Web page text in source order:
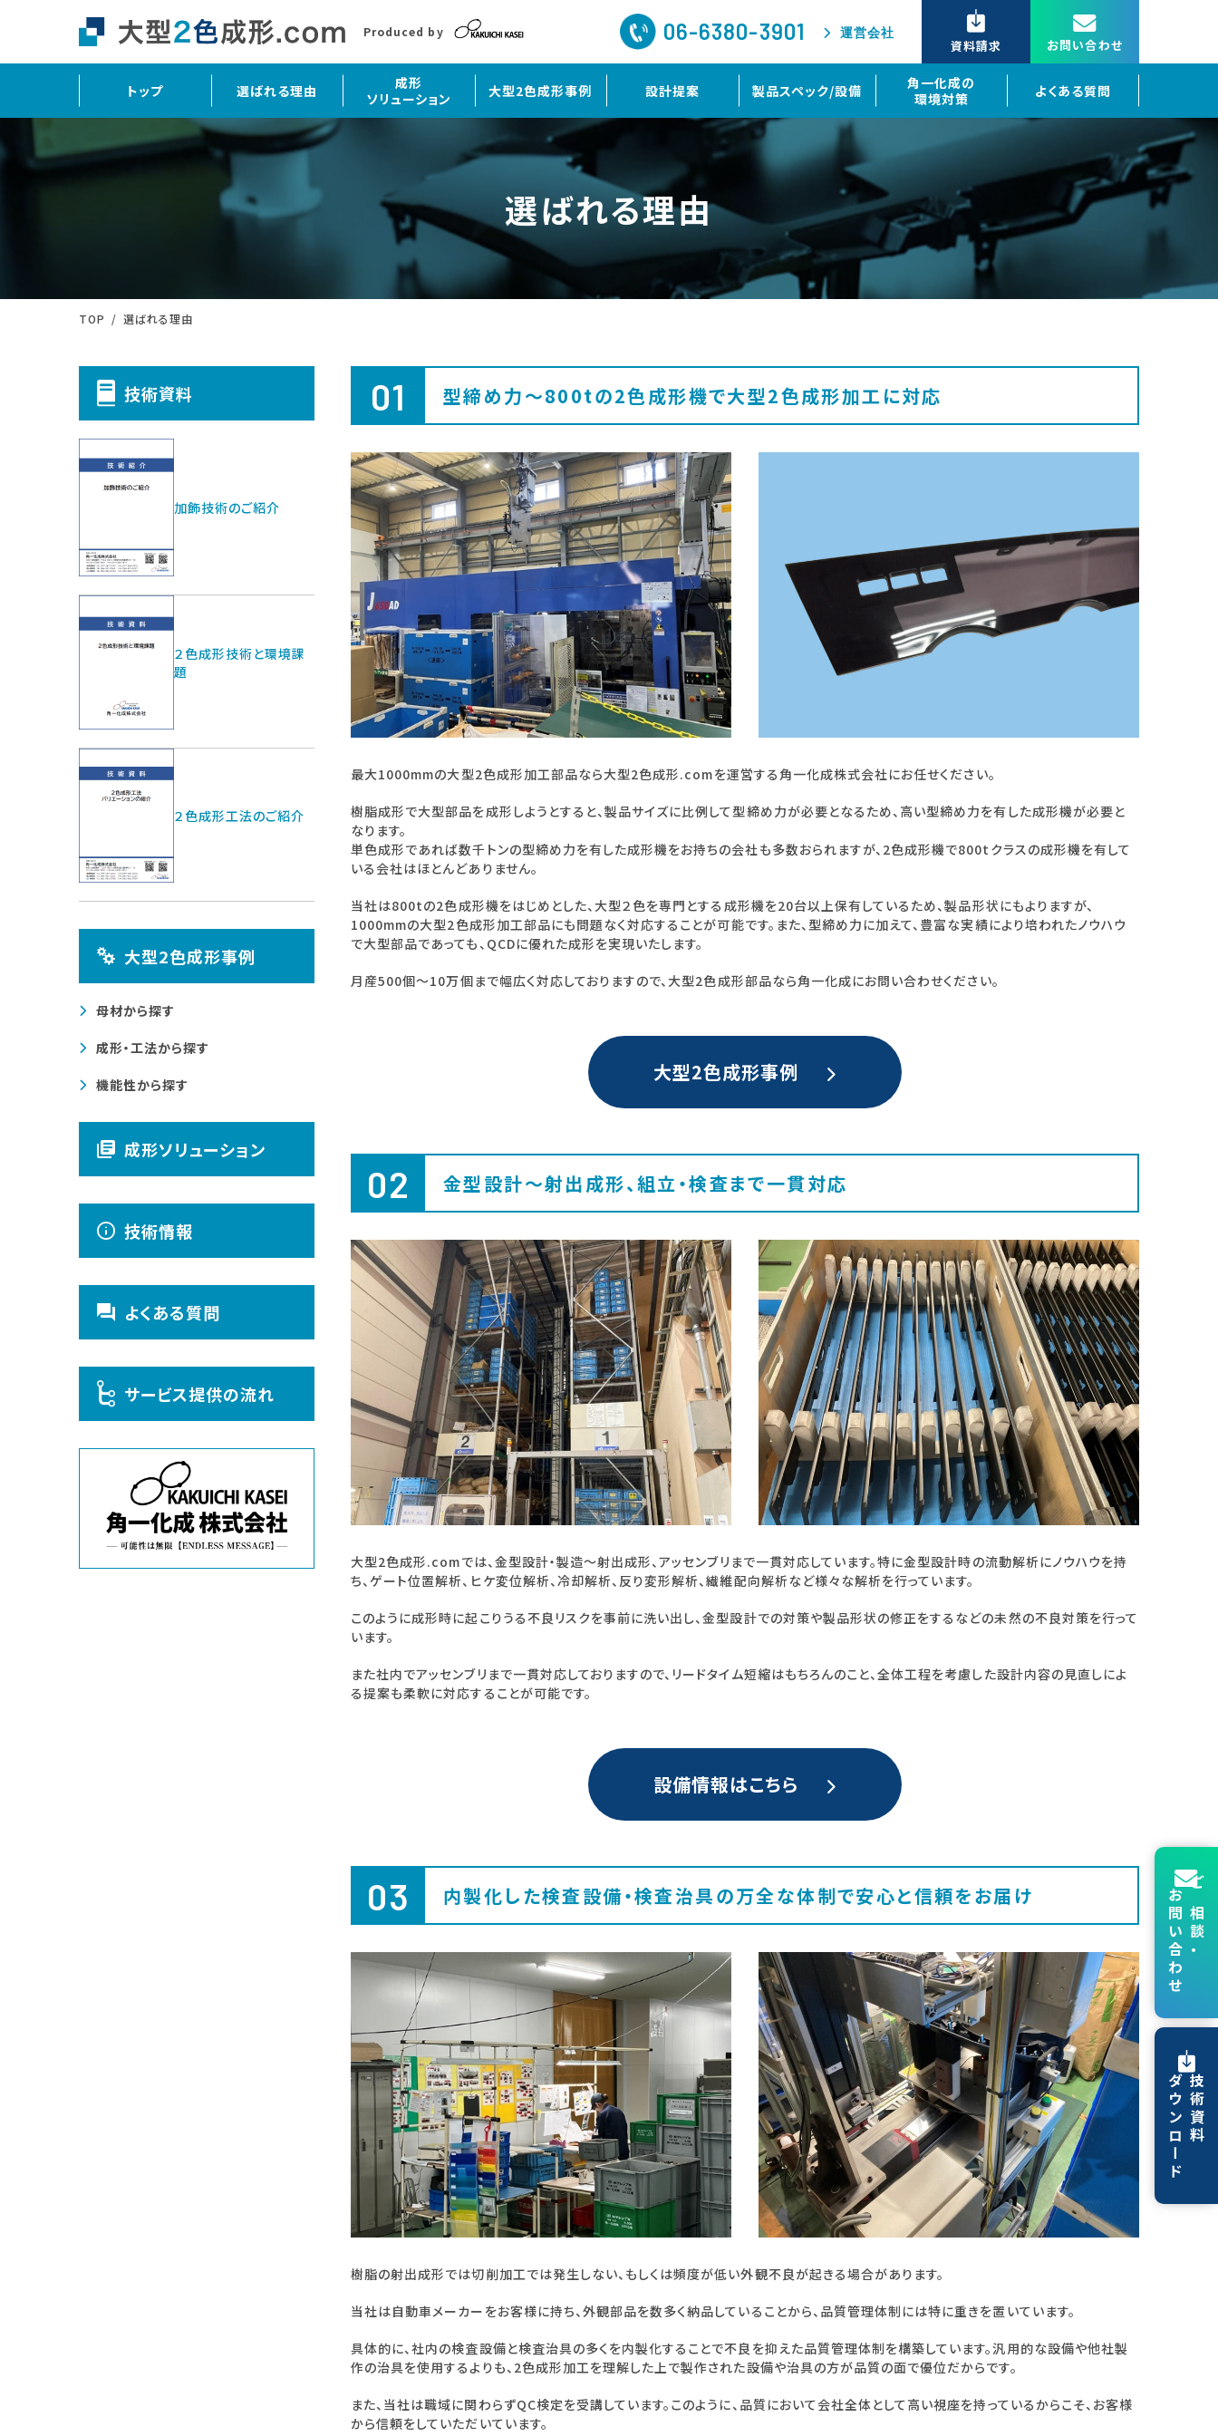
Produced by 06-6380-3901 運営会社
資料請求 お問い合わせ
トップ 選ばれる理由
成形
ソリューション
大型2色成形事例 設計提案 製品スペック/設備
角一化成の
環境対策
よくある質問
選ばれる理由
TOP 選ばれる理由
技術資料
加飾技術のご紹介
２色成形技術と環境課
題
２色成形工法のご紹介
大型2色成形事例
母材から探す
成形・工法から探す
機能性から探す
成形ソリューション
技術情報
よくある質問
サービス提供の流れ
01 型締め力～800tの2色成形機で大型2色成形加工に対応
最大1000mmの大型2色成形加工部品なら大型2色成形.comを運営する角一化成株式会社にお任せください。
樹脂成形で大型部品を成形しようとすると、製品サイズに比例して型締め力が必要となるため、高い型締め力を有した成形機が必要と
なります。
単色成形であれば数千トンの型締め力を有した成形機をお持ちの会社も多数おられますが、2色成形機で800tクラスの成形機を有して
いる会社はほとんどありません。
当社は800tの2色成形機をはじめとした、大型２色を専門とする成形機を20台以上保有しているため、製品形状にもよりますが、
1000mmの大型2色成形加工部品にも問題なく対応することが可能です。また、型締め力に加えて、豊富な実績により培われたノウハウ
で大型部品であっても、QCDに優れた成形を実現いたします。
月産500個～10万個まで幅広く対応しておりますので、大型2色成形部品なら角一化成にお問い合わせください。
大型2色成形事例
02 金型設計～射出成形、組立・検査まで一貫対応
大型2色成形.comでは、金型設計・製造～射出成形、アッセンブリまで一貫対応しています。特に金型設計時の流動解析にノウハウを持
ち、ゲート位置解析、ヒケ変位解析、冷却解析、反り変形解析、繊維配向解析など様々な解析を行っています。
このように成形時に起こりうる不良リスクを事前に洗い出し、金型設計での対策や製品形状の修正をするなどの未然の不良対策を行って
います。
また社内でアッセンブリまで一貫対応しておりますので、リードタイム短縮はもちろんのこと、全体工程を考慮した設計内容の見直しによ
る提案も柔軟に対応することが可能です。
設備情報はこちら
03 内製化した検査設備・検査治具の万全な体制で安心と信頼をお届け
樹脂の射出成形では切削加工では発生しない、もしくは頻度が低い外観不良が起きる場合があります。
当社は自動車メーカーをお客様に持ち、外観部品を数多く納品していることから、品質管理体制には特に重きを置いています。
具体的に、社内の検査設備と検査治具の多くを内製化することで不良を抑えた品質管理体制を構築しています。汎用的な設備や他社製
作の治具を使用するよりも、2色成形加工を理解した上で製作された設備や治具の方が品質の面で優位だからです。
また、当社は職域に関わらずQC検定を受講しています。このように、品質において会社全体として高い視座を持っているからこそ、お客様
から信頼をしていただいています。
ご相談・
お問い合わせ
技術資料
ダウンロード